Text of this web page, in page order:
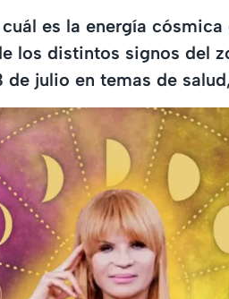
es la energía
los distintos signos del
julio en temas de